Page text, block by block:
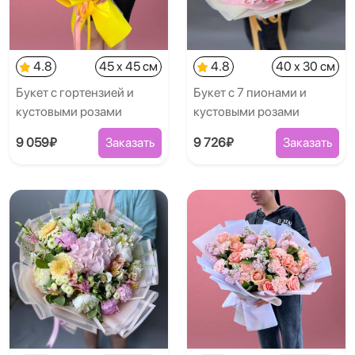
4.8
45 x 45 см
Букет с гортензией и
кустовыми розами
9 059₽ Заказать
4.8
40 x 30 см
Букет с 7 пионами и
кустовыми розами
9 726₽ Заказать